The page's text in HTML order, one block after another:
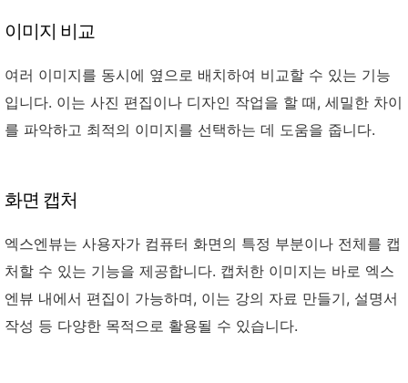
이미지 비교
여러 이미지를 동시에 옆으로 배치하여 비교할 수 있는 기능
입니다. 이는 사진 편집이나 디자인 작업을 할 때, 세밀한 차이
를 파악하고 최적의 이미지를 선택하는 데 도움을 줍니다.
화면 캡처
엑스엔뷰는 사용자가 컴퓨터 화면의 특정 부분이나 전체를 캡
처할 수 있는 기능을 제공합니다. 캡처한 이미지는 바로 엑스
엔뷰 내에서 편집이 가능하며, 이는 강의 자료 만들기, 설명서
작성 등 다양한 목적으로 활용될 수 있습니다.